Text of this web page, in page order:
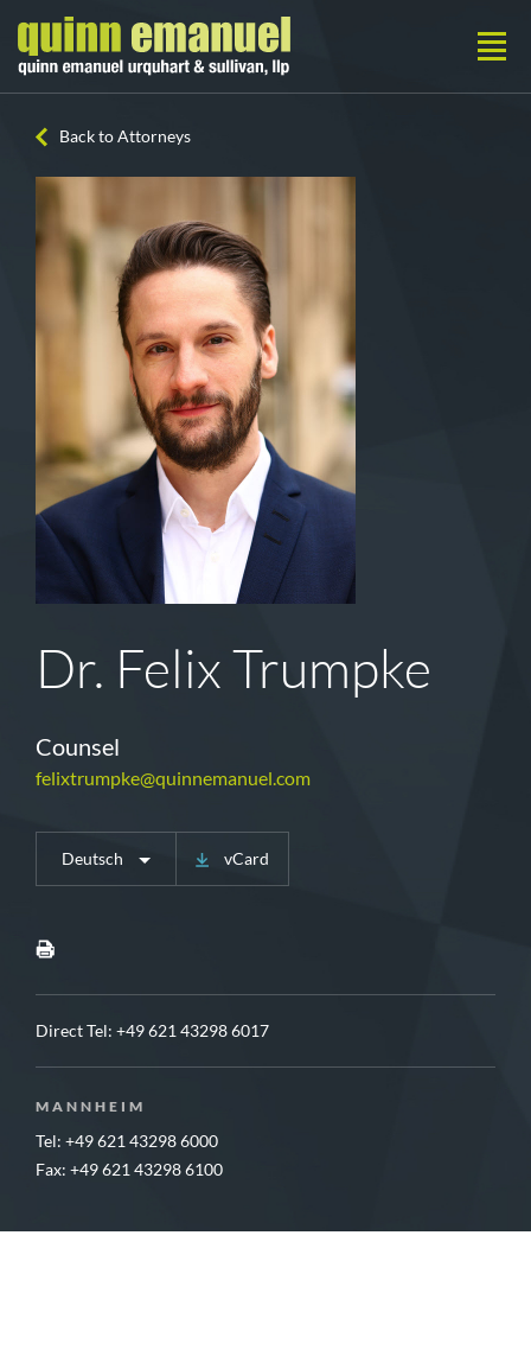
Back to Attorneys
Dr. Felix Trumpke
Counsel
felixtrumpke@quinnemanuel.com
Deutsch vCard
Direct Tel: +49 621 43298 6017
MANNHEIM
Tel: +49 621 43298 6000
Fax: +49 621 43298 6100